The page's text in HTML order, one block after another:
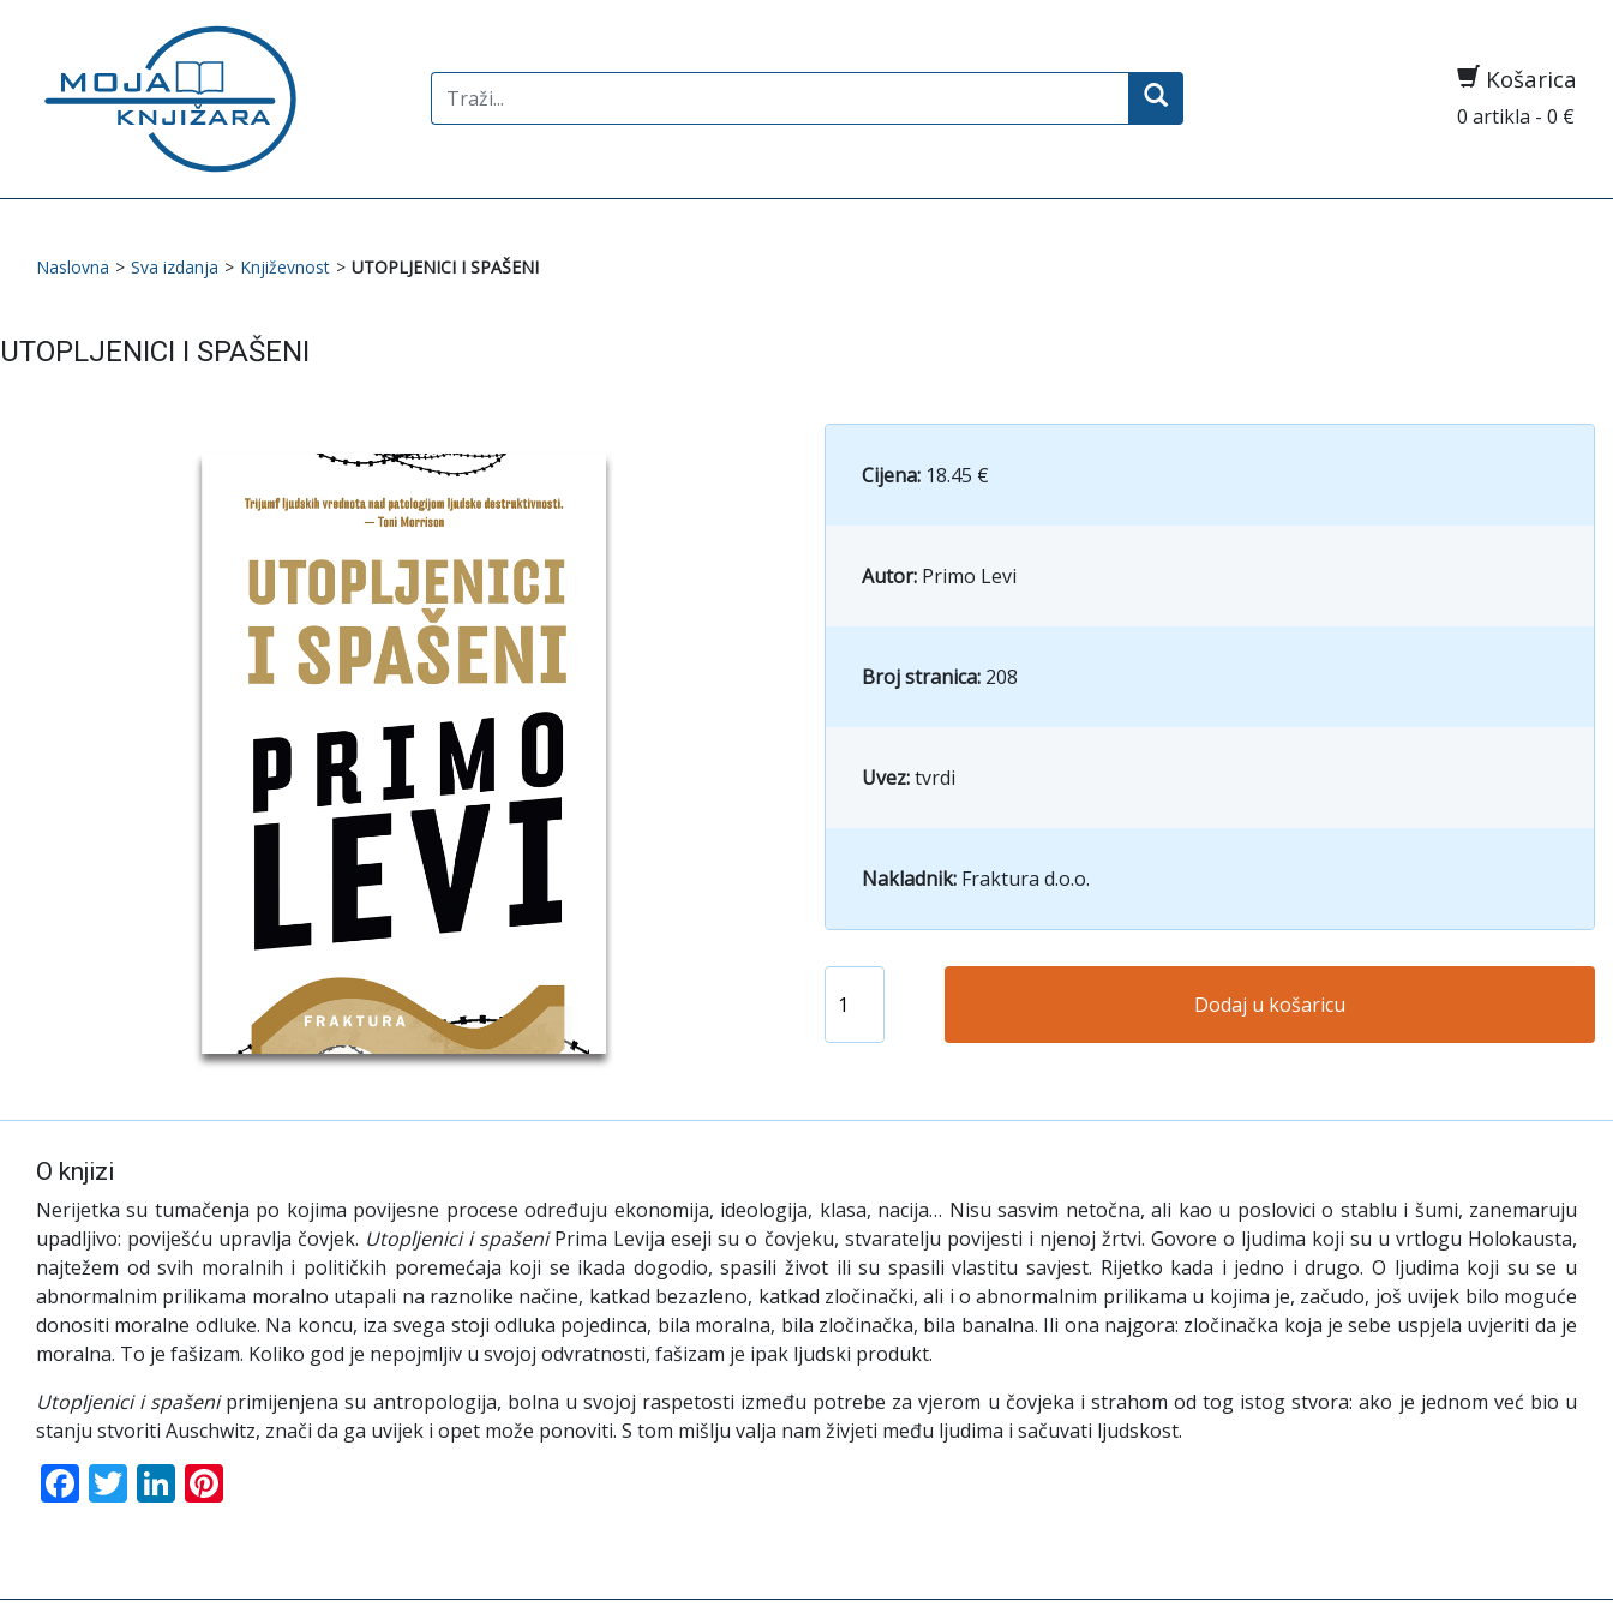
Search
for:
Košarica
0 artikla - 0 €
Naslovna > Sva izdanja > Književnost > UTOPLJENICI I SPAŠENI
UTOPLJENICI I SPAŠENI
Cijena: 18.45 €
Autor: Primo Levi
Broj stranica: 208
Uvez:tvrdi
Nakladnik: Fraktura d.o.o.
Dodaj u košaricu
O knjizi
Nerijetka su tumačenja po kojima povijesne procese određuju ekonomija, ideologija, klasa, nacija… Nisu sasvim netočna, ali kao u poslovici o stablu i šumi, zanemaruju
upadljivo: poviješću upravlja čovjek. Utopljenici i spašeniPrima Levija eseji su o čovjeku, stvaratelju povijesti i njenoj žrtvi. Govore o ljudima koji su u vrtlogu Holokausta,
najtežem od svih moralnih i političkih poremećaja koji se ikada dogodio, spasili život ili su spasili vlastitu savjest. Rijetko kada i jedno i drugo. O ljudima koji su se u
abnormalnim prilikama moralno utapali na raznolike načine, katkad bezazleno, katkad zločinački, ali i o abnormalnim prilikama u kojima je, začudo, još uvijek bilo moguće
donositi moralne odluke. Na koncu, iza svega stoji odluka pojedinca, bila moralna, bila zločinačka, bila banalna. Ili ona najgora: zločinačka koja je sebe uspjela uvjeriti da je
moralna. To je fašizam. Koliko god je nepojmljiv u svojoj odvratnosti, fašizam je ipak ljudski produkt.
Utopljenici i spašeniprimijenjena su antropologija, bolna u svojoj raspetosti između potrebe za vjerom u čovjeka i strahom od tog istog stvora: ako je jednom već bio u
stanju stvoriti Auschwitz, znači da ga uvijek i opet može ponoviti. S tom mišlju valja nam živjeti među ljudima i sačuvati ljudskost.
Facebook
TwitterLinkedIn